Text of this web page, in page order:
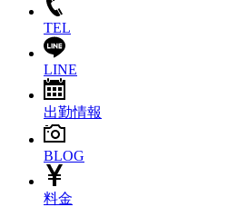
TEL
LINE
出勤情報
BLOG
料金